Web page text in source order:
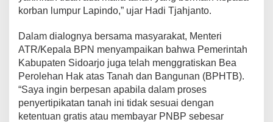
korban lumpur Lapindo,” ujar Hadi Tjahjanto.
Dalam dialognya bersama masyarakat, Menteri
ATR/Kepala BPN menyampaikan bahwa Pemerintah
Kabupaten Sidoarjo juga telah menggratiskan Bea
Perolehan Hak atas Tanah dan Bangunan (BPHTB).
“Saya ingin berpesan apabila dalam proses
penyertipikatan tanah ini tidak sesuai dengan
ketentuan gratis atau membayar PNBP sebesar